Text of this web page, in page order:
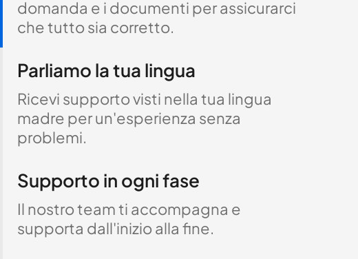
domanda e i documenti per assicurarci
che tutto sia corretto.
Parliamo la tua lingua
Ricevi supporto visti nella tua lingua
madre per un'esperienza senza
problemi.
Supporto in ogni fase
Il nostro team ti accompagna e
supporta dall'inizio alla fine.